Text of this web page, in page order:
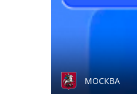
МОСКВА